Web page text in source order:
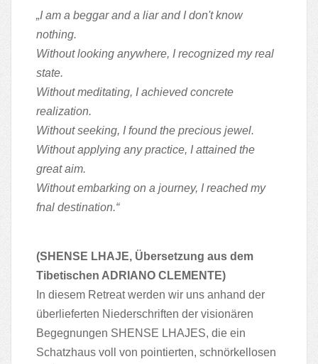
„I am a beggar and a liar and I don't know
nothing.
Without looking anywhere, I recognized my real
state.
Without meditating, I achieved concrete
realization.
Without seeking, I found the precious jewel.
Without applying any practice, I attained the
great aim.
Without embarking on a journey, I reached my
fnal destination.“
(SHENSE LHAJE, Übersetzung aus dem
Tibetischen ADRIANO CLEMENTE)
In diesem Retreat werden wir uns anhand der
überlieferten Niederschriften der visionären
Begegnungen SHENSE LHAJES, die ein
Schatzhaus voll von pointierten, schnörkellosen